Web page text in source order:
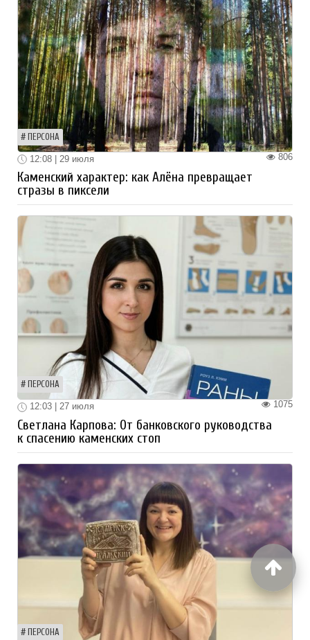
ПЕРСОНА
806
12:08 | 29 июля
Каменский характер: как Алёна превращает
стразы в пиксели
ПЕРСОНА
1075
12:03 | 27 июля
Светлана Карпова: От банковского руководства
к спасению каменских стоп
ПЕРСОНА